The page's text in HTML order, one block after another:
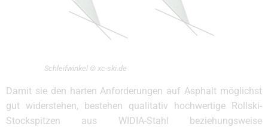
Schleifwinkel © xc-ski.de
Damit sie den harten Anforderungen auf Asphalt möglichst
gut widerstehen, bestehen qualitativ hochwertige Rollski-
Stockspitzen aus WIDIA-Stahl beziehungsweise